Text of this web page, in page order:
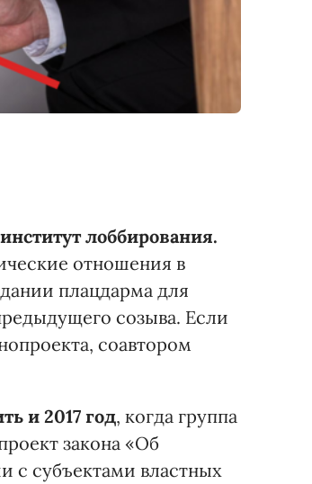
лоббирования.
отношения в
плацдарма для
созыва. Если
соавтором
и 2017 год, когда группа
закона «Об
с субъектами властных